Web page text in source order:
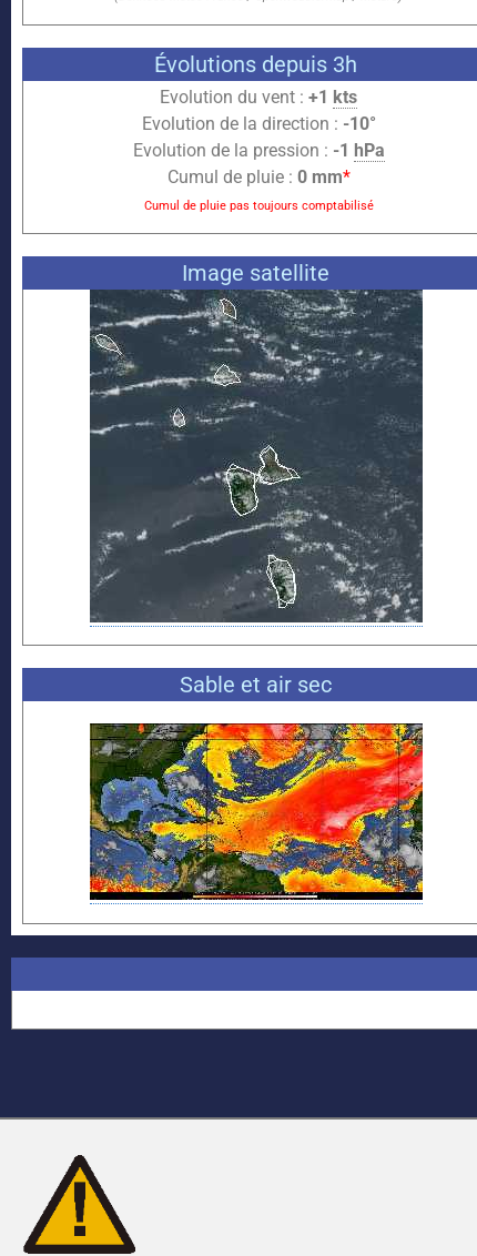
Évolutions depuis 3h
Evolution du vent :+1 kts
Evolution de la direction : -10°
Evolution de la pression : -1 hPa
Cumul de pluie : 0 mm*
Cumul de pluie pas toujours comptabilisé
Image satellite
Sable et air sec